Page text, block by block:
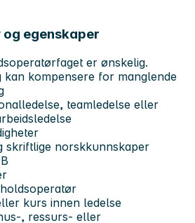
egenskaper
er ønskelig.
kan kompensere for manglende
teamledelse eller
skriftlige norskkunnskaper
kurs innen ledelse
, ressurs- eller